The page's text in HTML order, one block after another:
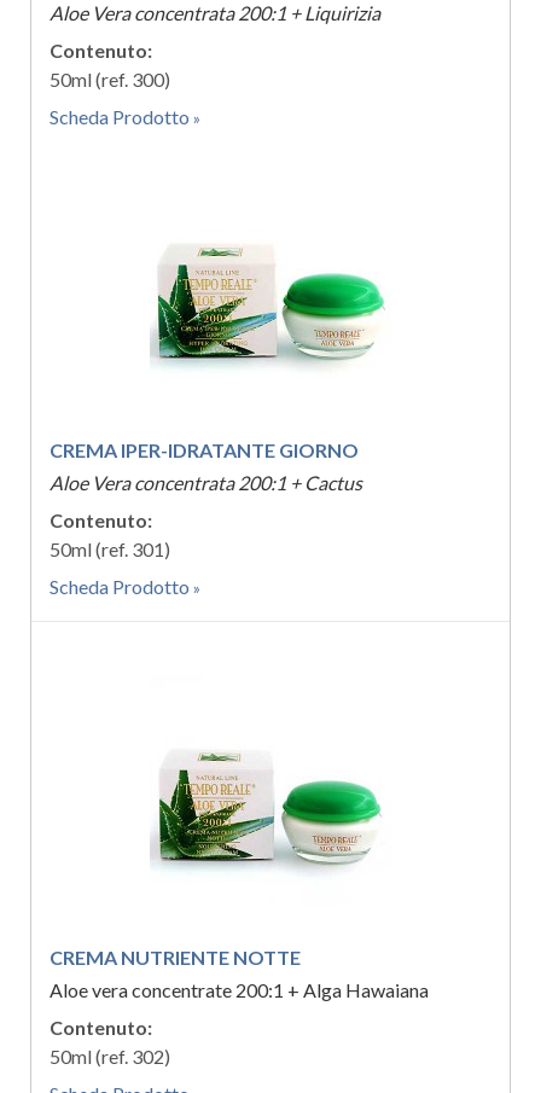
Aloe Vera concentrata 200:1 + Liquirizia
Contenuto:
50ml (ref. 300)
Scheda Prodotto
CREMA IPER-IDRATANTE GIORNO
Aloe Vera concentrata 200:1 + Cactus
Contenuto:
50ml (ref. 301)
Scheda Prodotto
CREMA NUTRIENTE NOTTE
Aloe vera concentrate 200:1 + Alga Hawaiana
Contenuto:
50ml (ref. 302)